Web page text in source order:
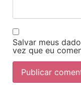
Salvar meus
vez que eu